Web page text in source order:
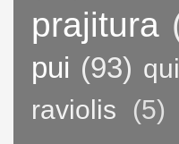
prajitura
pui (93)
raviolis
(5)